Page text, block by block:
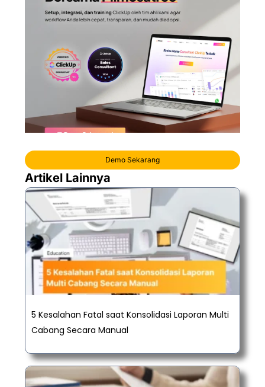
Demo Sekarang
Artikel Lainnya
5 Kesalahan Fatal saat Konsolidasi Laporan Multi
Cabang Secara Manual